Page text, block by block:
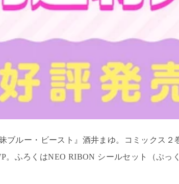
昧ブルー・ビースト』酒井まゆ。コミックス
。 ふろくはNEO RIBON シールセット（ぷっ